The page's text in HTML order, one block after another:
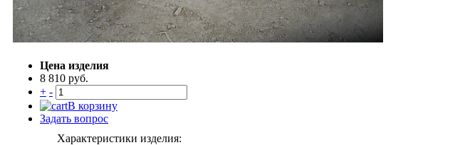
Цена изделия
8 810 руб.
+ -
В корзину
Задать вопрос
Характеристики изделия: